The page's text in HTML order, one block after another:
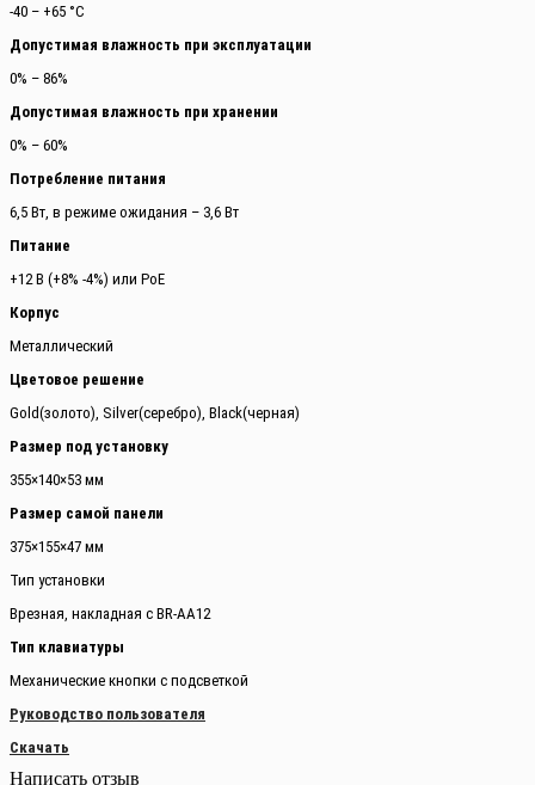
-40 – +65 °С
Допустимая влажность при эксплуатации
0% – 86%
Допустимая влажность при хранении
0% – 60%
Потребление питания
6,5 Вт, в режиме ожидания – 3,6 Вт
Питание
+12 В (+8% -4%) или PoE
Корпус
Металлический
Цветовое решение
Gold(золото), Silver(серебро), Black(черная)
Размер под установку
355×140×53 мм
Размер самой панели
375×155×47 мм
Тип установки
Врезная, накладная с BR-AA12
Тип клавиатуры
Механические кнопки с подсветкой
Руководство пользователя
Скачать
Написать отзыв